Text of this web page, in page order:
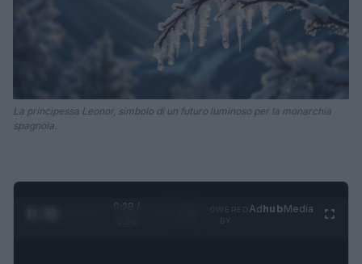
La principessa Leonor, simbolo di un futuro luminoso per la monarchia
spagnola.
0:28 /
AdhubMedia